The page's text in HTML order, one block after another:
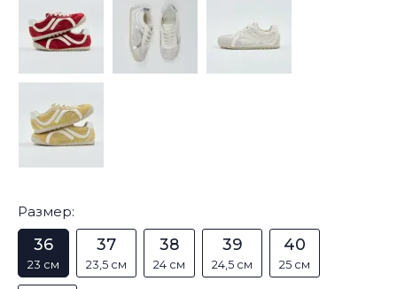
Размер:
36
23 см
37
23,5 см
38
24 см
39
24,5 см
40
25 см